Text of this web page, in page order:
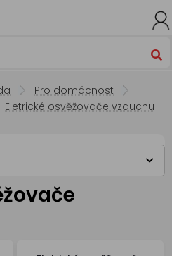
Pro domácnost
Eletrické osvěžovače vzduchu